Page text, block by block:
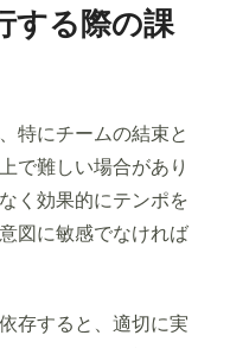
する際の課
特にチームの結束と
で難しい場合があり
く効果的にテンポを
図に敏感でなければ
存すると、適切に実